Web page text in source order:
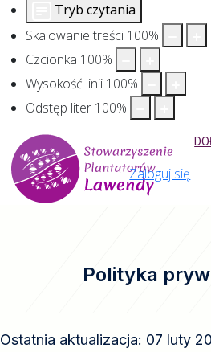
Tryb czytania
Skalowanie treści 100%
Czcionka 100%
Wysokość linii 100%
Odstęp liter 100%
Zaloguj się
Polityka
Ostatnia aktualizacja: 07 luty